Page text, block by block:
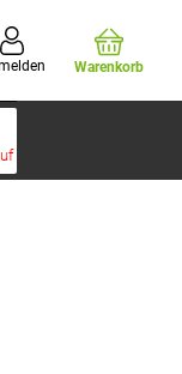
Warenkorb